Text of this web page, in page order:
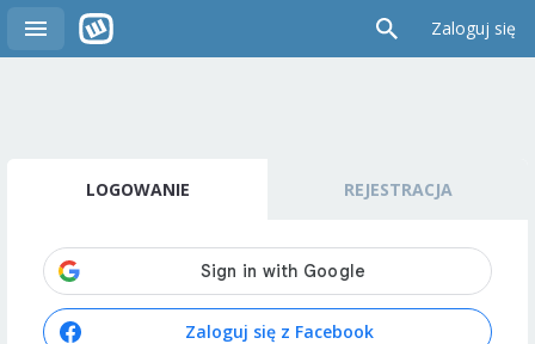
Zaloguj się
LOGOWANIE REJESTRACJA
Zaloguj się z Facebook